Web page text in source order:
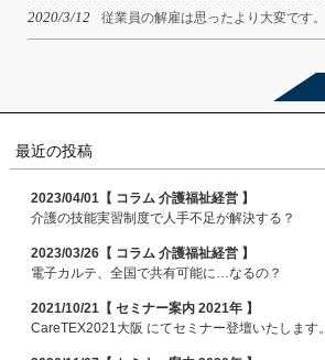
2020/3/12 従業員の解雇は思ったより大変です。
最近の投稿
2023/04/01【 コラム 介護福祉経営 】
介護の技能実習制度で人手不足が解決する？
2023/03/26【 コラム 介護福祉経営 】
電子カルテ、全国で共有可能に…なるの？
2021/10/21【 セミナー案内 2021年 】
CareTEX2021大阪 にてセミナー登壇いたします。